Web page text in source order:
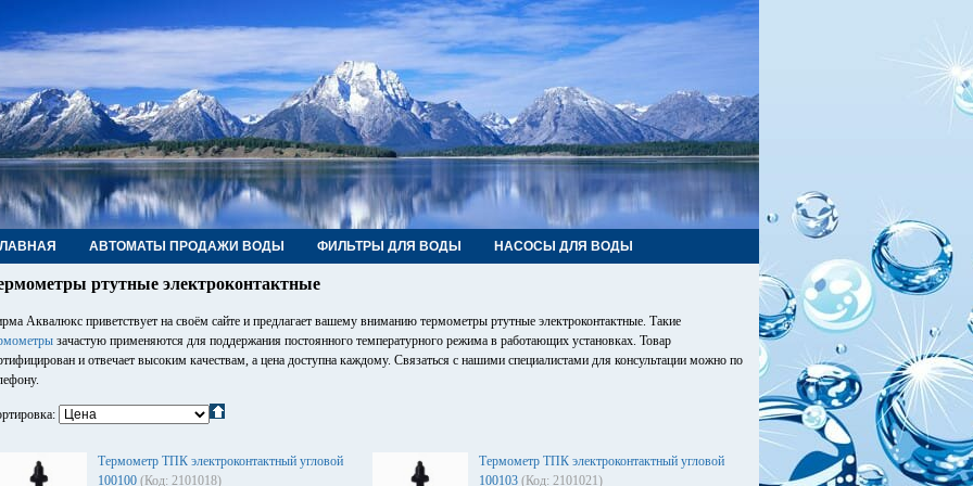
АВТОМАТЫ ПРОДАЖИ ВОДЫ ФИЛЬТРЫ ДЛЯ ВОДЫ НАСОСЫ ДЛЯ ВОДЫ
ФИТИНГИ, КРАНЫ КОНТАКТЫ
ртутные электроконтактные
Аквалюкс приветствует на своём сайте и предлагает вашему вниманию термометры ртутные электроконтактные. Такие
зачастую применяются для поддержания постоянного температурного режима в работающих установках. Товар
и отвечает высоким качествам, а цена доступна каждому. Связаться с нашими специалистами для консультации можно по
Термометр ТПК электроконтактный угловой
100100 (Код: 2101018)
Термометр ТПК электроконтактный угловой
100103 (Код: 2101021)